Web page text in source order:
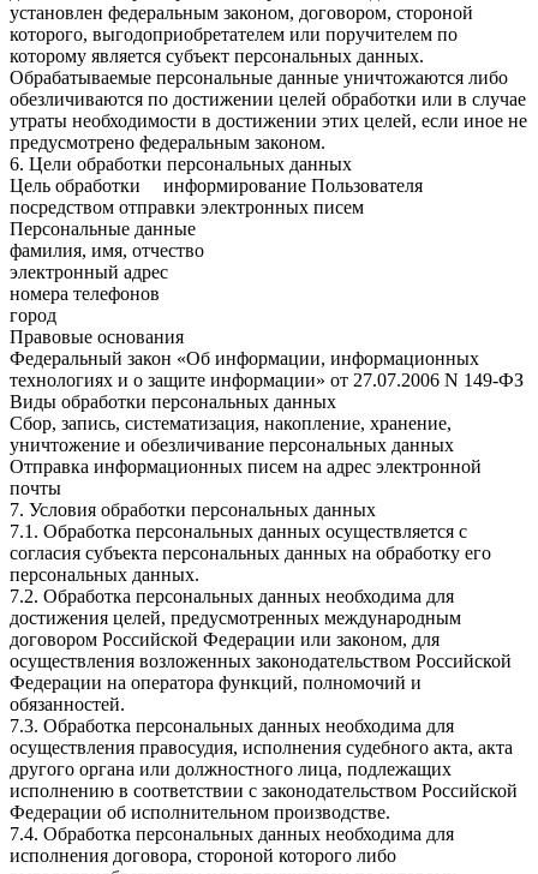
установлен федеральным законом, договором, стороной
которого, выгодоприобретателем или поручителем по
которому является субъект персональных данных.
Обрабатываемые персональные данные уничтожаются либо
обезличиваются по достижении целей обработки или в случае
утраты необходимости в достижении этих целей, если иное не
предусмотрено федеральным законом.
6. Цели обработки персональных данных
Цель обработки
информирование Пользователя
посредством отправки электронных писем
Персональные данные
фамилия, имя, отчество
электронный адрес
номера телефонов
город
Правовые основания
Федеральный закон «Об информации, информационных
технологиях и о защите информации» от 27.07.2006 N 149-ФЗ
Виды обработки персональных данных
Сбор, запись, систематизация, накопление, хранение,
уничтожение и обезличивание персональных данных
Отправка информационных писем на адрес электронной
почты
7. Условия обработки персональных данных
7.1. Обработка персональных данных осуществляется с
согласия субъекта персональных данных на обработку его
персональных данных.
7.2. Обработка персональных данных необходима для
достижения целей, предусмотренных международным
договором Российской Федерации или законом, для
осуществления возложенных законодательством Российской
Федерации на оператора функций, полномочий и
обязанностей.
7.3. Обработка персональных данных необходима для
осуществления правосудия, исполнения судебного акта, акта
другого органа или должностного лица, подлежащих
исполнению в соответствии с законодательством Российской
Федерации об исполнительном производстве.
7.4. Обработка персональных данных необходима для
исполнения договора, стороной которого либо